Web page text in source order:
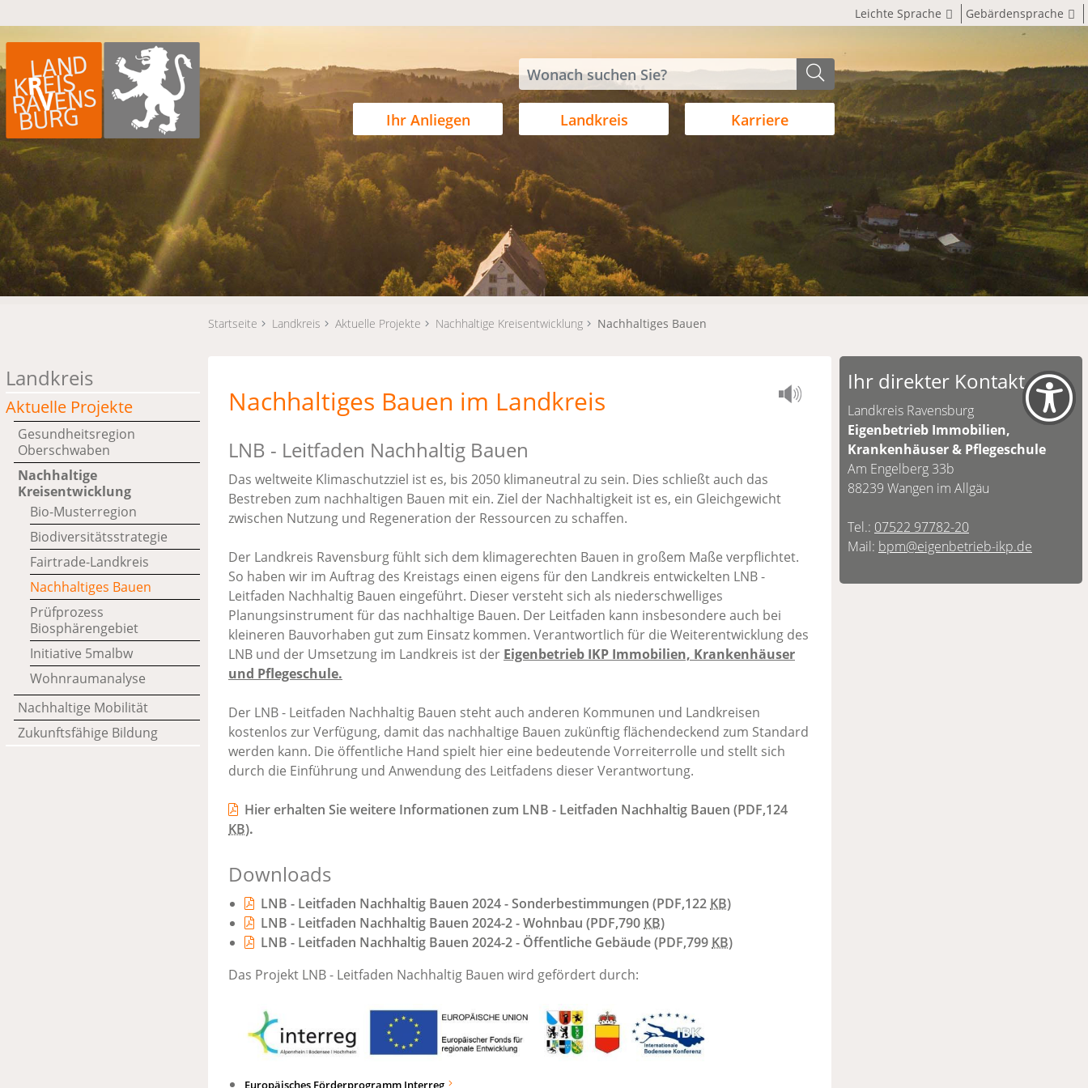
Leichte Sprache Gebärdensprache
Ihr Anliegen Landkreis Karriere
Startseite Landkreis Aktuelle Projekte Nachhaltige Kreisentwicklung Nachhaltiges Bauen
Landkreis
Aktuelle Projekte
Gesundheitsregion
Oberschwaben
Nachhaltige
Kreisentwicklung
Bio-Musterregion
Biodiversitätsstrategie
Fairtrade-Landkreis
Nachhaltiges Bauen
Prüfprozess
Biosphärengebiet
Initiative 5malbw
Wohnraumanalyse
Nachhaltige Mobilität
Zukunftsfähige Bildung
Nachhaltiges Bauen im Landkreis
LNB - Leitfaden Nachhaltig Bauen
Das weltweite Klimaschutzziel ist es, bis 2050 klimaneutral zu sein. Dies schließt auch das
Bestreben zum nachhaltigen Bauen mit ein. Ziel der Nachhaltigkeit ist es, ein Gleichgewicht
zwischen Nutzung und Regeneration der Ressourcen zu schaffen.
Der Landkreis Ravensburg fühlt sich dem klimagerechten Bauen in großem Maße verpflichtet.
So haben wir im Auftrag des Kreistags einen eigens für den Landkreis entwickelten LNB -
Leitfaden Nachhaltig Bauen eingeführt. Dieser versteht sich als niederschwelliges
Planungsinstrument für das nachhaltige Bauen. Der Leitfaden kann insbesondere auch bei
kleineren Bauvorhaben gut zum Einsatz kommen. Verantwortlich für die Weiterentwicklung des
LNB und der Umsetzung im Landkreis ist der Eigenbetrieb IKP Immobilien, Krankenhäuser
und Pflegeschule.
Der LNB - Leitfaden Nachhaltig Bauen steht auch anderen Kommunen und Landkreisen
kostenlos zur Verfügung, damit das nachhaltige Bauen zukünftig flächendeckend zum Standard
werden kann. Die öffentliche Hand spielt hier eine bedeutende Vorreiterrolle und stellt sich
durch die Einführung und Anwendung des Leitfadens dieser Verantwortung.
Hier erhalten Sie weitere Informationen zum LNB - Leitfaden Nachhaltig Bauen (PDF,124
KB).
Downloads
LNB - Leitfaden Nachhaltig Bauen 2024 - Sonderbestimmungen (PDF,122 KB)
LNB - Leitfaden Nachhaltig Bauen 2024-2 - Wohnbau (PDF,790 KB)
LNB - Leitfaden Nachhaltig Bauen 2024-2 - Öffentliche Gebäude(PDF,799 KB)
Das Projekt LNB - Leitfaden Nachhaltig Bauen wird gefördert durch:
Europäisches Förderprogramm Interreg
Ihr direkter Kontakt
Landkreis Ravensburg
Eigenbetrieb Immobilien,
Krankenhäuser & Pflegeschule
Am Engelberg 33b
88239 Wangen im Allgäu
Tel.: 07522 97782-20
Mail: bpm@eigenbetrieb-ikp.de